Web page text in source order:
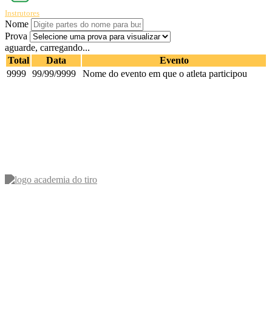
Instrutores
Nome
Prova
aguarde, carregando...
Total
Data
Evento
9999 99/99/9999 Nome do evento em que o atleta participou